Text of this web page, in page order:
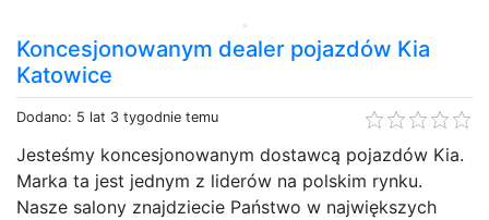
Koncesjonowanym dealer pojazdów Kia
Katowice
Dodano: 5 lat 3 tygodnie temu
Jesteśmy koncesjonowanym dostawcą pojazdów Kia.
Marka ta jest jednym z liderów na polskim rynku.
Nasze salony znajdziecie Państwo w największych